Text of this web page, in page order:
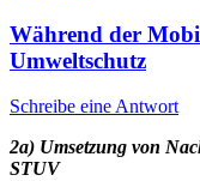
Während der
Umweltschutz
Schreibe eine Antwort
2a) Umsetzung von
STUV